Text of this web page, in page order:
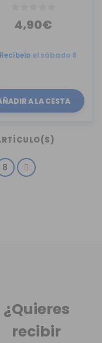
4,90€
Recíbelo el sábado 8
A LA CESTA
8
¿Quieres
recibir